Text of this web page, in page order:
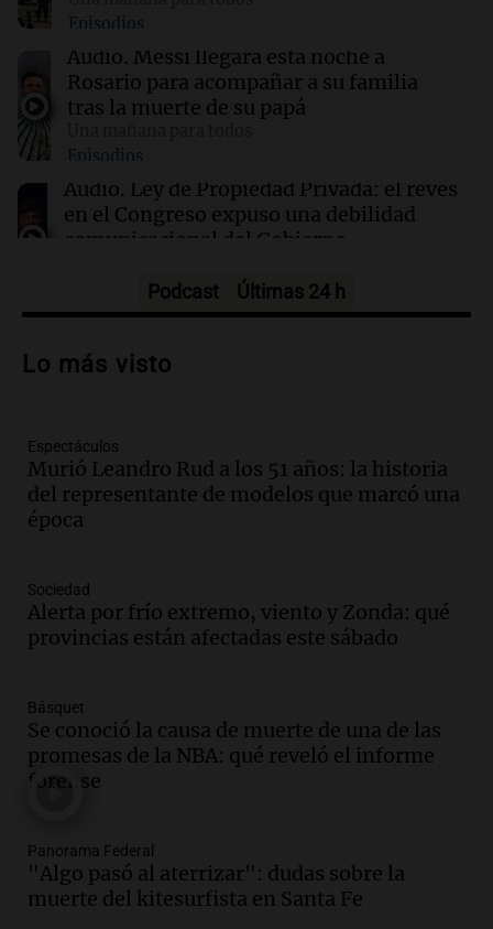
13:31 Una mañana para todos
Messi llegará esta noche a Rosario para
acompañar a su familia tras la muerte de su
papá
13:20 Sociedad
“Jorge hizo todo bien”: el mensaje de Chiqui
Tapia tras la muerte del padre de Messi
Episodios
Audio. Messi llegará esta noche a
Rosario para acompañar a su familia
tras la muerte de su papá
Episodios
Audio. Ley de Propiedad Privada: el revés
en el Congreso expuso una debilidad
comunicacional del Gobierno
Audio.Casabindo se prepara para una
tradicional Toreo de la Vincha
Audio.
Borges, abogada de Pourrain:
"Tres hombres se lo llevaron para
hacerle preguntas y nunca regresó"
Una mañana para todos
Audio.
metros del río Suquía y retiraron hasta
800 kilos de basura por jornada
Audio.La historia de la servilleta que
firmó Jorge Messi para el primer
contrato de Leo con Barcelona
Una mañana para todos
Audio.Joan Gaspart: "Sin Jorge, no sé si
Messi hubiera llegado adonde llegó"
Una mañana para todos
Podcast Últimas 24 h
Lo más visto
Espectáculos
Murió Leandro Rud a los 51 años: la historia
del representante de modelos que marcó una
época
Sociedad
Alerta por frío extremo, viento y Zonda: qué
provincias están afectadas este sábado
Básquet
Se conoció la causa de muerte de una de las
promesas de la NBA: qué reveló el informe
forense
Panorama Federal
"Algo pasó al aterrizar": dudas sobre la
muerte del kitesurfista en Santa Fe